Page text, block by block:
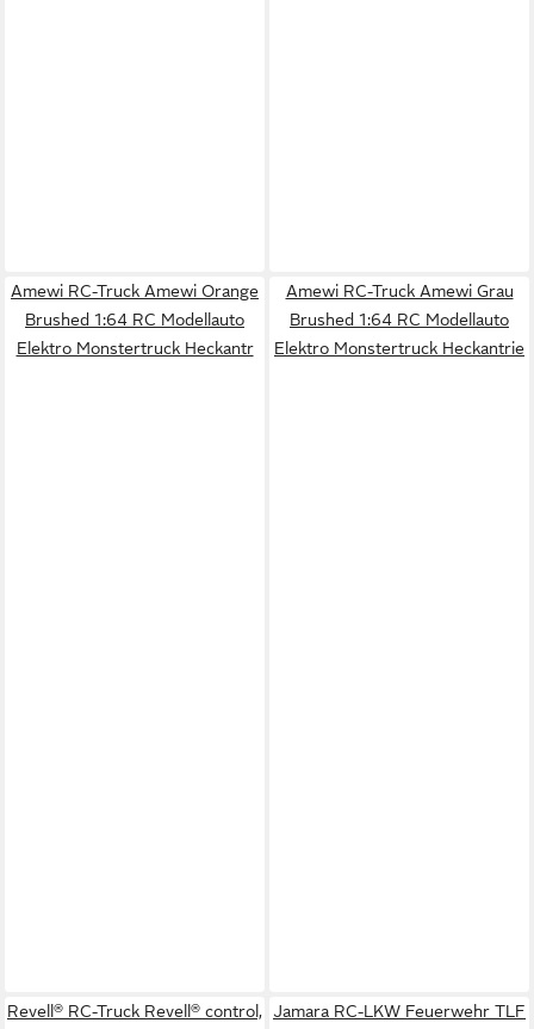
Amewi RC-Truck Amewi Orange
Brushed 1:64 RC Modellauto
Elektro Monstertruck Heckantr
Amewi RC-Truck Amewi Grau
Brushed 1:64 RC Modellauto
Elektro Monstertruck Heckantrie
Revell® RC-Truck Revell® control,
Jamara RC-LKW Feuerwehr TLF